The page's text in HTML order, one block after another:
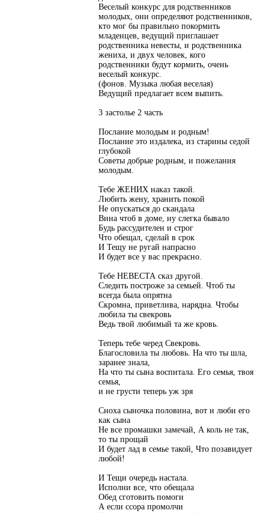
Веселый конкурс для родственников
молодых, они определяют родственников,
кто мог бы правильно покормить
младенцев, ведущий приглашает
родственника невесты, и родственника
жениха, и двух человек, кого
родственники будут кормить, очень
веселый конкурс.
(фонов. Музыка любая веселая)
Ведущий предлагает всем выпить.
3 застолье 2 часть
Послание молодым и родным!
Послание это издалека, из старины седой
глубокой
Советы добрые родным, и пожелания
молодым.
Тебе ЖЕНИХ наказ такой.
Любить жену, хранить покой
Не опускаться до скандала
Вина чтоб в доме, ну слегка бывало
Будь рассудителен и строг
Что обещал, сделай в срок
И Тещу не ругай напрасно
И будет все у вас прекрасно.
Тебе НЕВЕСТА сказ другой.
Следить построже за семьей. Чтоб ты
всегда была опрятна
Скромна, приветлива, нарядна. Чтобы
любила ты свекровь
Ведь твой любимый та же кровь.
Теперь тебе черед Свекровь.
Благословила ты любовь. На что ты шла,
заранее знала,
На что ты сына воспитала. Его семья, твоя
семья,
и не грусти теперь уж зря
Сноха сыночка половина, вот и люби его
как сына
Не все промашки замечай, А коль не так,
то ты прощай
И будет лад в семье такой, Что позавидует
любой!
И Тещи очередь настала.
Исполни все, что обещала
Обед сготовить помоги
А если ссора промолчи